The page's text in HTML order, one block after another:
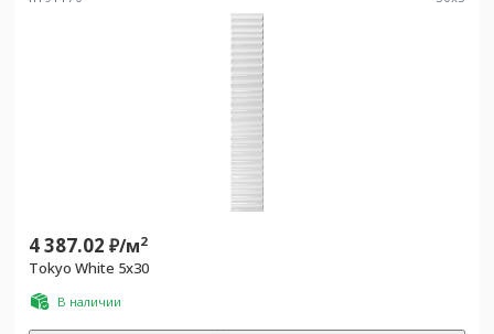
4 387.02 ₽/м2
Tokyo White 5x30
В наличии